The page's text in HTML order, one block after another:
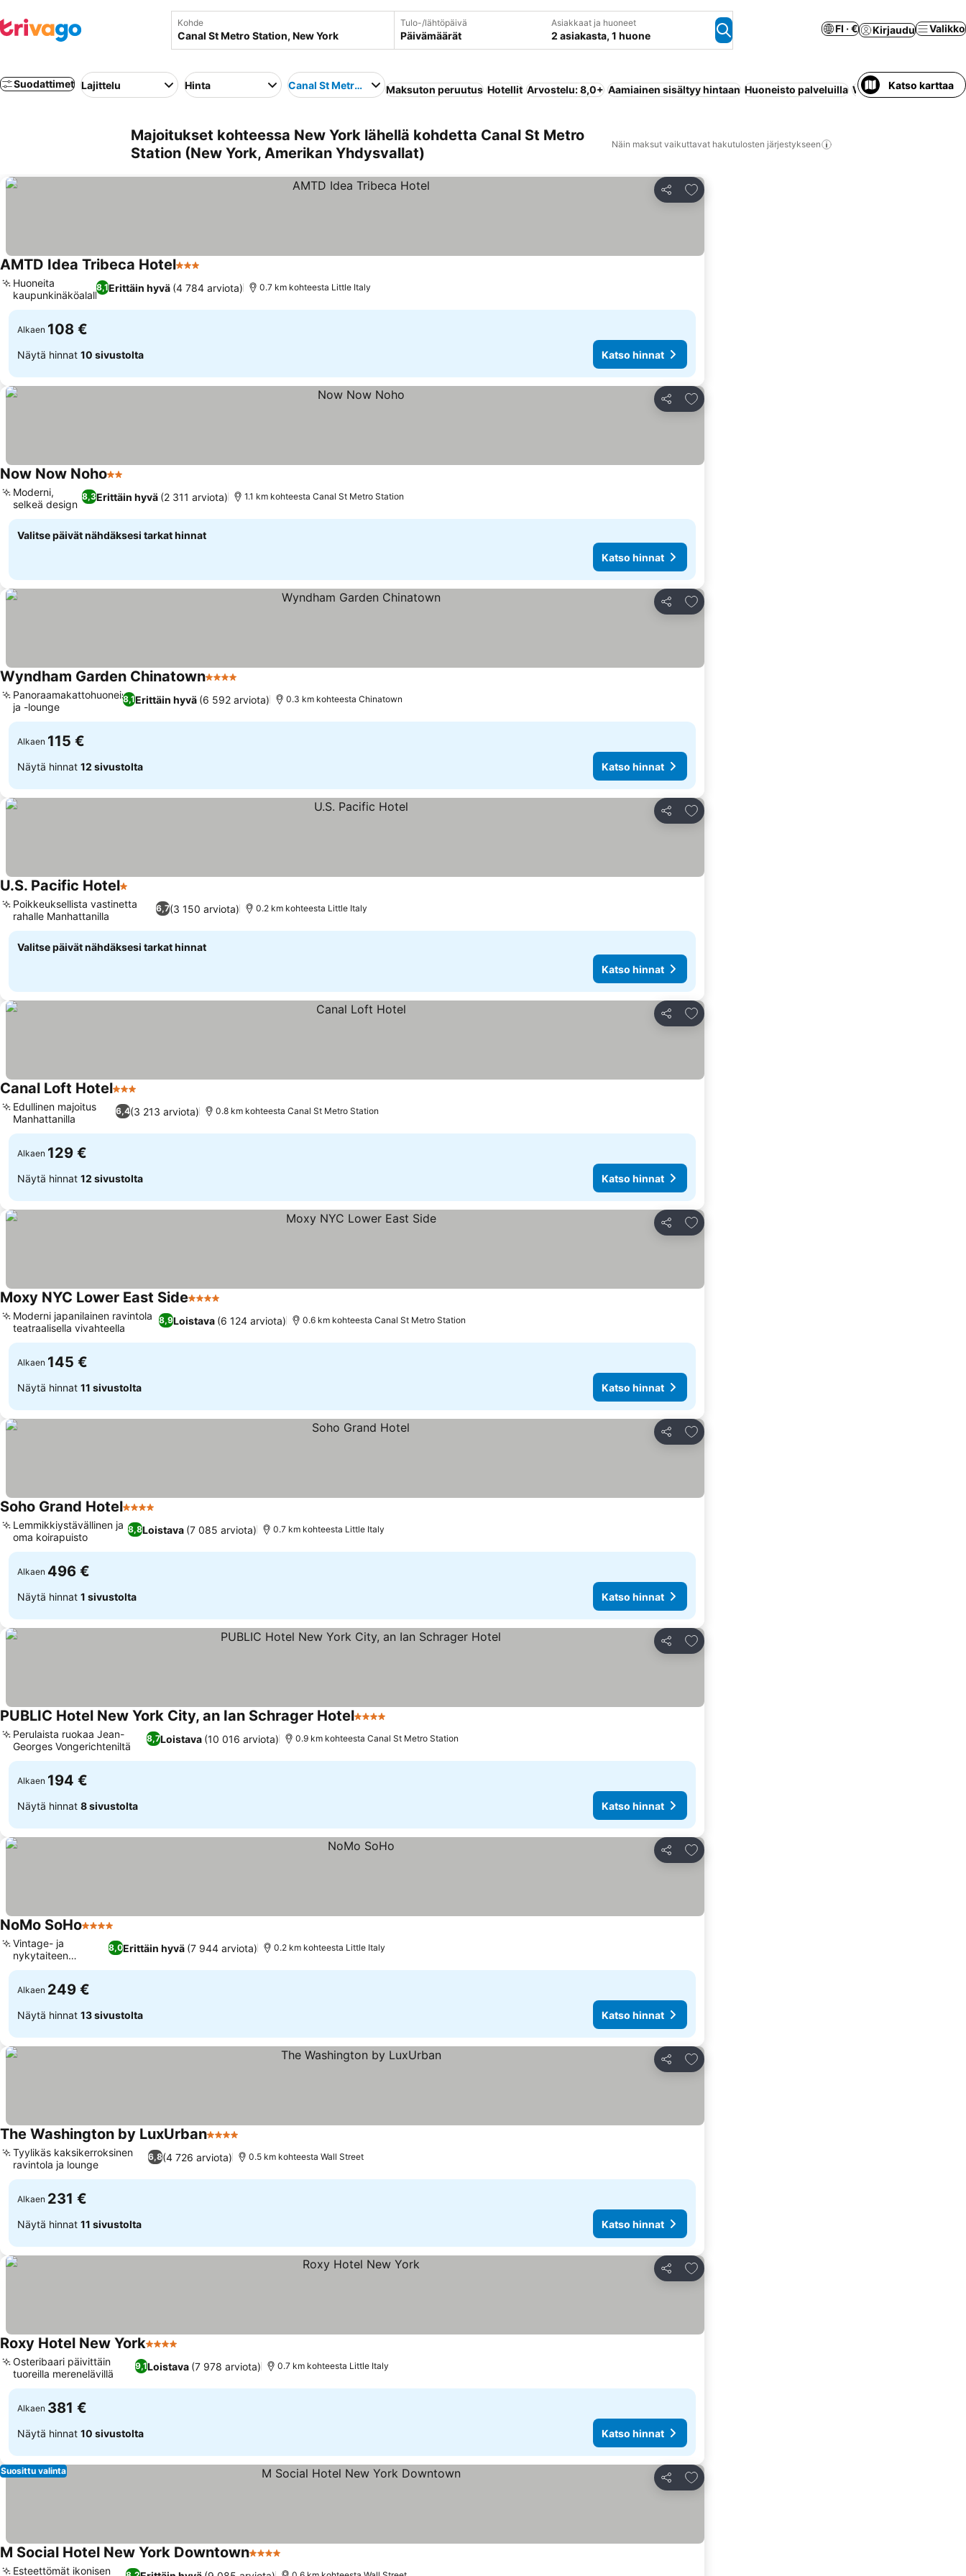
Kohde Tulo-/lähtöpäivä
Päivämäärät
Asiakkaat ja huoneet
2 asiakasta, 1 huone
FI · € Kirjaudu Valikko
Suodattimet Lajittelu Hinta Canal St Metro StationMaksuton peruutus Hotellit Arvostelu: 8,0+ Aamiainen sisältyy hintaan Huoneisto palveluilla Wi-Fi Pysäköinti
Katso karttaa
Majoitukset kohteessa New York lähellä kohdetta Canal St Metro
Station (New York, Amerikan Yhdysvallat)
Näin maksut vaikuttavat hakutulosten järjestykseen
Jaa
Lisää suosikkeihin
AMTD Idea Tribeca Hotel3 Tähtiluokitus
8,1Erittäin hyvä (4 784 arviota)
Huoneita
kaupunkinäköalalla
0.7 km kohteesta Little Italy
Alkaen 108 €
Näytä hinnat 10 sivustolta Katso hinnat
Jaa
Lisää suosikkeihin
Now Now Noho2 Tähtiluokitus
8,3Erittäin hyvä (2 311 arviota)
Moderni,
selkeä design
1.1 km kohteesta Canal St Metro Station
Valitse päivät nähdäksesi tarkat hinnat
Katso hinnat
Jaa
Lisää suosikkeihin
Wyndham Garden Chinatown4 Tähtiluokitus
8,1Erittäin hyvä (6 592 arviota)
Panoraamakattohuoneisto
ja -lounge
0.3 km kohteesta Chinatown
Alkaen 115 €
Näytä hinnat 12 sivustolta Katso hinnat
Jaa
Lisää suosikkeihin
U.S. Pacific Hotel1 Tähtiluokitus
6,7(3 150 arviota)
Poikkeuksellista vastinetta
rahalle Manhattanilla
0.2 km kohteesta Little Italy
Valitse päivät nähdäksesi tarkat hinnat
Katso hinnat
Jaa
Lisää suosikkeihin
Canal Loft Hotel3 Tähtiluokitus
6,4(3 213 arviota)
Edullinen majoitus
Manhattanilla
0.8 km kohteesta Canal St Metro Station
Alkaen 129 €
Näytä hinnat 12 sivustolta Katso hinnat
Jaa
Lisää suosikkeihin
Moxy NYC Lower East Side4 Tähtiluokitus
8,9Loistava (6 124 arviota)
Moderni japanilainen ravintola
teatraalisella vivahteella
0.6 km kohteesta Canal St Metro Station
Alkaen 145 €
Näytä hinnat 11 sivustolta Katso hinnat
Jaa
Lisää suosikkeihin
Soho Grand Hotel4 Tähtiluokitus
8,8Loistava (7 085 arviota)
Lemmikkiystävällinen ja
oma koirapuisto
0.7 km kohteesta Little Italy
Alkaen 496 €
Näytä hinnat 1 sivustolta Katso hinnat
Jaa
Lisää suosikkeihin
PUBLIC Hotel New York City, an Ian Schrager Hotel4 Tähtiluokitus
8,7Loistava (10 016 arviota)
Perulaista ruokaa Jean-
Georges Vongerichteniltä
0.9 km kohteesta Canal St Metro Station
Alkaen 194 €
Näytä hinnat 8 sivustolta Katso hinnat
Jaa
Lisää suosikkeihin
NoMo SoHo4 Tähtiluokitus
8,0Erittäin hyvä (7 944 arviota)
Vintage- ja
nykytaiteen
kokoelma
0.2 km kohteesta Little Italy
Alkaen 249 €
Näytä hinnat 13 sivustolta Katso hinnat
Jaa
Lisää suosikkeihin
The Washington by LuxUrban4 Tähtiluokitus
6,8(4 726 arviota)
Tyylikäs kaksikerroksinen
ravintola ja lounge
0.5 km kohteesta Wall Street
Alkaen 231 €
Näytä hinnat 11 sivustolta Katso hinnat
Jaa
Lisää suosikkeihin
Roxy Hotel New York4 Tähtiluokitus
9,1Loistava (7 978 arviota)
Osteribaari päivittäin
tuoreilla merenelävillä
0.7 km kohteesta Little Italy
Alkaen 381 €
Näytä hinnat 10 sivustolta Katso hinnat
Jaa
Lisää suosikkeihin
Suosittu valinta
M Social Hotel New York Downtown4 Tähtiluokitus
Esteettömät ikonisen